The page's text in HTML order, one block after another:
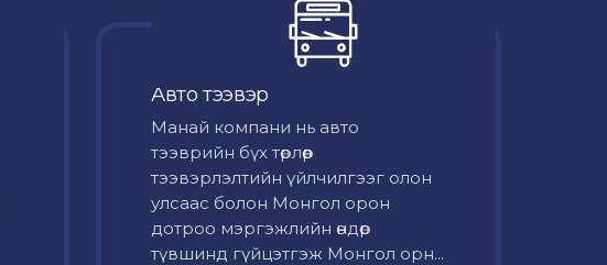
Авто тээвэр
Mанай компани нь авто
тээврийн бүх төрлөөр
тээвэрлэлтийн үйлчилгээг олон
улсаас болон Монгол орон
дотроо мэргэжлийн өндөр
түвшинд гүйцэтгэж Монгол орн...